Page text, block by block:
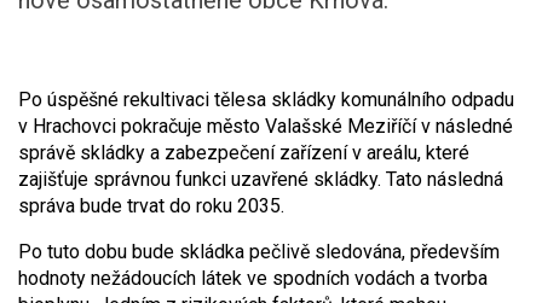
Po úspěšné rekultivaci tělesa skládky komunálního odpadu
v Hrachovci pokračuje město Valašské Meziříčí v následné
správě skládky a zabezpečení zařízení v areálu, které
zajišťuje správnou funkci uzavřené skládky. Tato následná
správa bude trvat do roku 2035.
Po tuto dobu bude skládka pečlivě sledována, především
hodnoty nežádoucích látek ve spodních vodách a tvorba